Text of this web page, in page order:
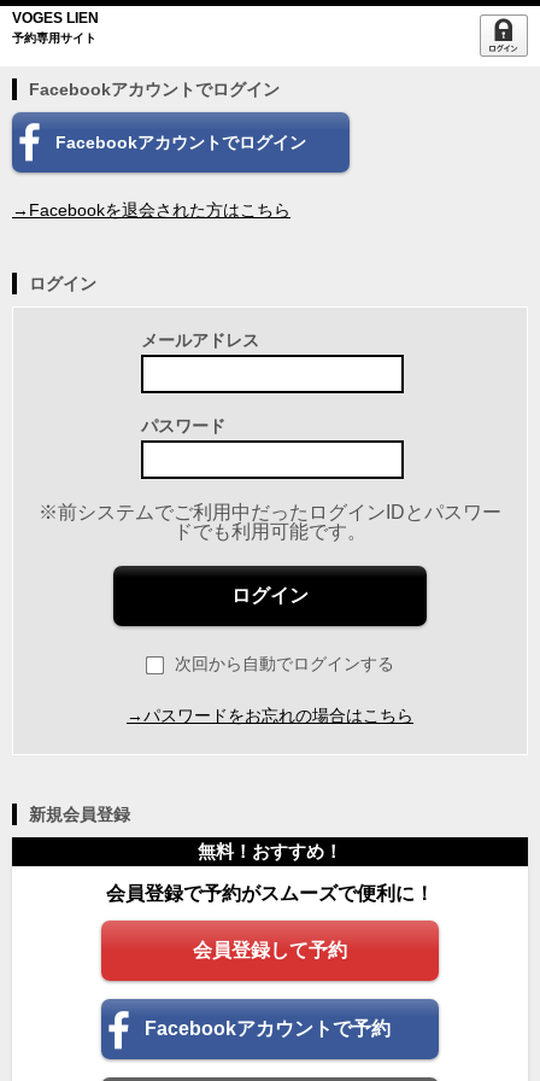
VOGES LIEN
予約専用サイト
Facebookアカウントでログイン
Facebookアカウントでログイン
→Facebookを退会された方はこちら
ログイン
メールアドレス
パスワード
※前システムでご利用中だったログインIDとパスワー
ドでも利用可能です。
ログイン
次回から自動でログインする
→パスワードをお忘れの場合はこちら
新規会員登録
無料！おすすめ！
会員登録で予約がスムーズで便利に！
会員登録して予約
Facebookアカウントで予約